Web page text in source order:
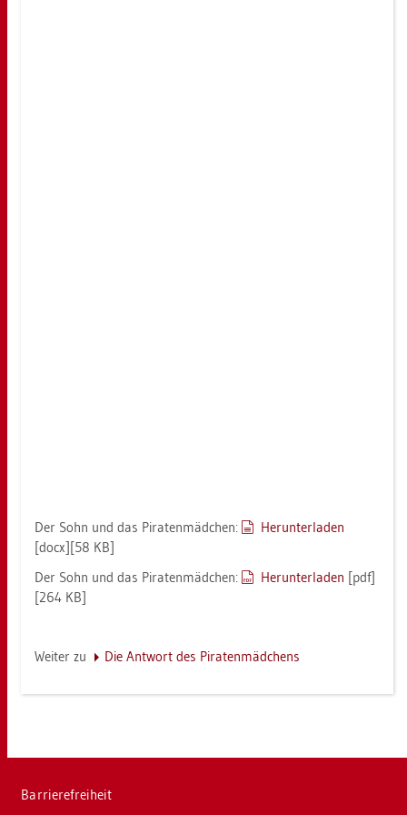
Der Sohn und das Pi­ra­ten­mäd­chen:
Her­un­ter­la­den
[docx][58 KB]
Der Sohn und das Pi­ra­ten­mäd­chen:
Her­un­ter­la­den [pdf]
[264 KB]
Wei­ter zu Die Ant­wort des Pi­ra­ten­mäd­chens
Bar­rie­re­frei­heit